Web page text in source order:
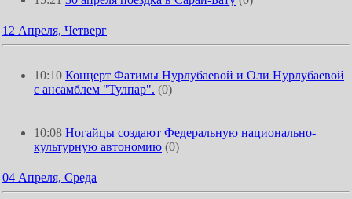
12 Апреля, Четверг
10:10 Концерт Фатимы Нурлубаевой и Оли Нурлубаевой
с ансамблем "Тулпар". (0)
10:08 Ногайцы создают Федеральную национально-
культурную автономию (0)
04 Апреля, Среда